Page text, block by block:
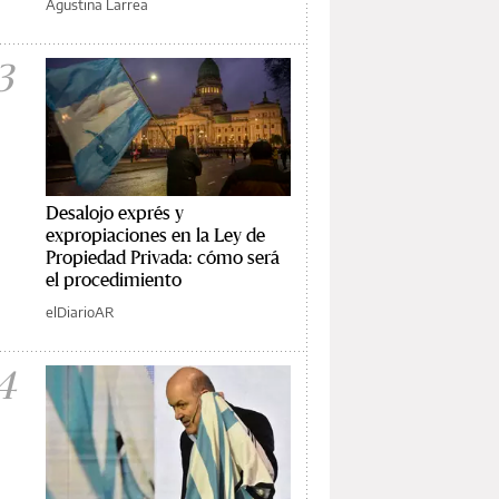
Agustina Larrea
Desalojo exprés y
expropiaciones en la Ley de
Propiedad Privada: cómo será
el procedimiento
elDiarioAR